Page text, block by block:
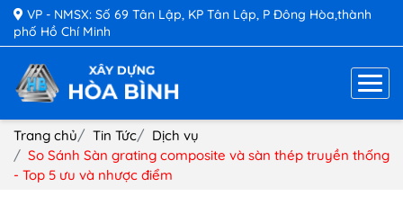
VP - NMSX: Số 69 Tân Lập, KP Tân Lập, P Đông Hòa,thành
phố Hồ Chí Minh
Trang chủ Tin Tức
Dịch vụ
So Sánh Sàn grating composite và sàn thép truyền thống
- Top 5 ưu và nhược điểm